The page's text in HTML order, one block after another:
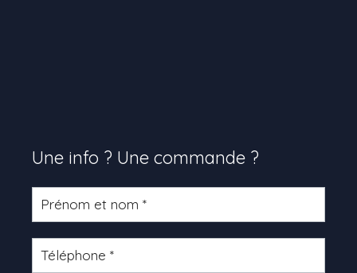
Une info ? Une commande ?
Formulaire
produit